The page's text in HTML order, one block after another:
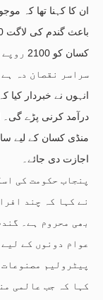
ان کا کہنا تھا کہ
کسان
سراسر نقصان دہ ہے۔
انہوں نے خبردار
درآمد کرنی پڑے گی۔
منڈی کسان کے لیے
اجازت دی جائے۔
پنجاب حکومت کی
نے کہا کہ چند
بھی محروم ہے۔
عوام دونوں کے لیے
پیٹرولیم
کہا کہ جب عالمی